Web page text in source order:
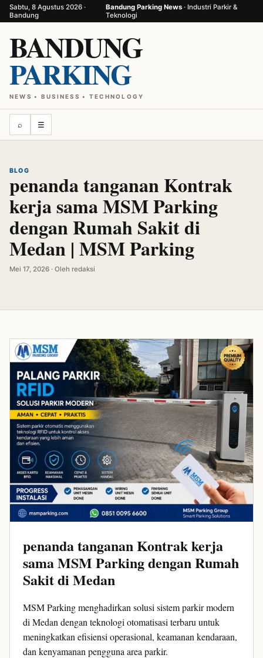
Sabtu, 8 Agustus 2026 ·
Bandung
Bandung Parking News· Industri Parkir &
Teknologi
BANDUNG
PARKING
NEWS • BUSINESS • TECHNOLOGY
⌕ ☰
BLOG
penanda tanganan Kontrak
kerja sama MSM Parking
dengan Rumah Sakit di
Medan | MSM Parking
Mei 17, 2026 · Oleh redaksi
penanda tanganan Kontrak kerja
sama MSM Parking dengan Rumah
Sakit di Medan
MSM Parking menghadirkan solusi sistem parkir modern
di Medan dengan teknologi otomatisasi terbaru untuk
meningkatkan efisiensi operasional, keamanan kendaraan,
dan kenyamanan pengguna area parkir.